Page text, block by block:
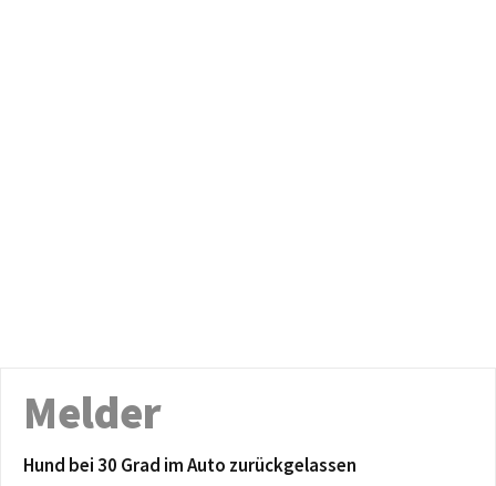
Melder
Hund bei 30 Grad im Auto zurückgelassen